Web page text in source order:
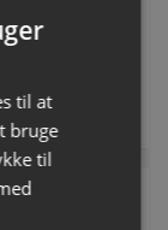
315,00
moms
varianter
til at
bruge
til